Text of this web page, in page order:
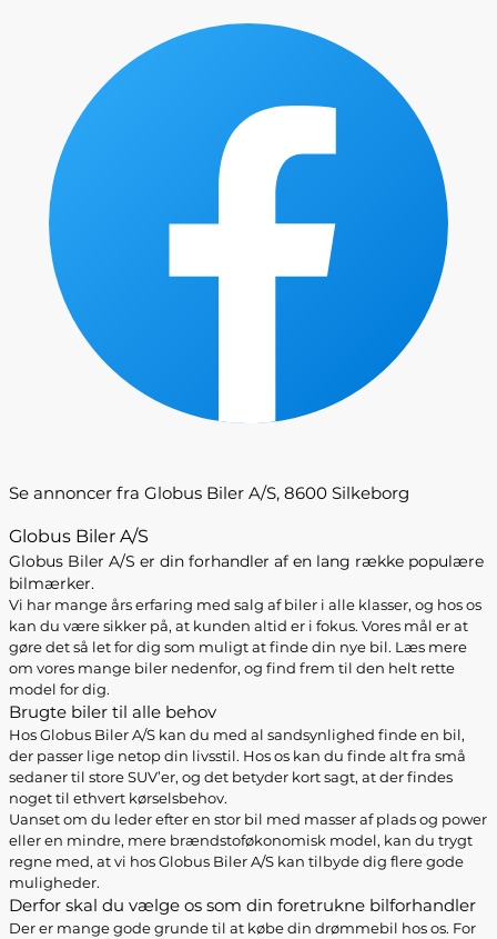
Se annoncer fra Globus Biler A/S, 8600 Silkeborg
Globus Biler A/S
Globus Biler A/S er din forhandler af en lang række populære
bilmærker.
Vi har mange års erfaring med salg af biler i alle klasser, og hos os
kan du være sikker på, at kunden altid er i fokus. Vores mål er at
gøre det så let for dig som muligt at finde din nye bil. Læs mere
om vores mange biler nedenfor, og find frem til den helt rette
model for dig.
Brugte biler til alle behov
Hos Globus Biler A/S kan du med al sandsynlighed finde en bil,
der passer lige netop din livsstil. Hos os kan du finde alt fra små
sedaner til store SUV’er, og det betyder kort sagt, at der findes
noget til ethvert kørselsbehov.
Uanset om du leder efter en stor bil med masser af plads og power
eller en mindre, mere brændstoføkonomisk model, kan du trygt
regne med, at vi hos Globus Biler A/S kan tilbyde dig flere gode
muligheder.
Derfor skal du vælge os som din foretrukne bilforhandler
Der er mange gode grunde til at købe din drømmebil hos os. For